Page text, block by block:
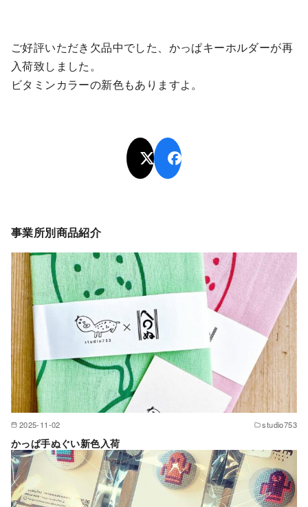
ご好評いただき欠品中でした、かっぱキーホルダーが再
入荷致しました。
ビタミンカラーの新色もありますよ。
事業所別商品紹介
2025-11-02 studio753
かっぱ手ぬぐい新色入荷